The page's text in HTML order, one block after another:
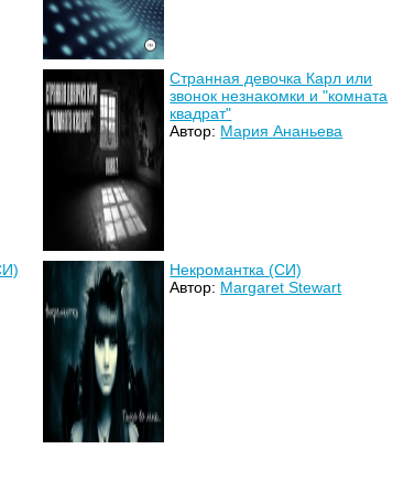
Странная девочка Карл или
звонок незнакомки и "комната
квадрат"
Автор: Мария Ананьева
Некромантка (СИ)
Автор: Margaret Stewart